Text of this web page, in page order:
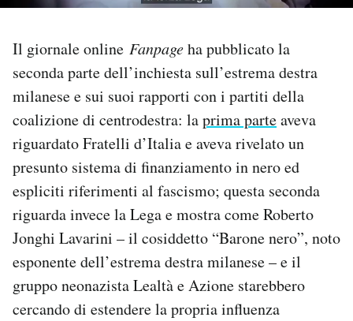
SHOP
CALENDARIO
AREA PERSONALE
Notifiche mobile
Regala il Post
Hai bisogno di aiuto?
Esci
Il giornale online Fanpageha pubblicato la
seconda parte dell’inchiesta sull’estrema destra
milanese e sui suoi rapporti con i partiti della
coalizione di centrodestra: laprima parteaveva
riguardato Fratelli d’Italia e aveva rivelato un
presunto sistema di finanziamento in nero ed
espliciti riferimenti al fascismo; questa seconda
riguarda invece la Lega e mostra come Roberto
Jonghi Lavarini – il cosiddetto “Barone nero”, noto
esponente dell’estrema destra milanese – e il
gruppo neonazista Lealtà e Azione starebbero
cercando di estendere la propria influenza